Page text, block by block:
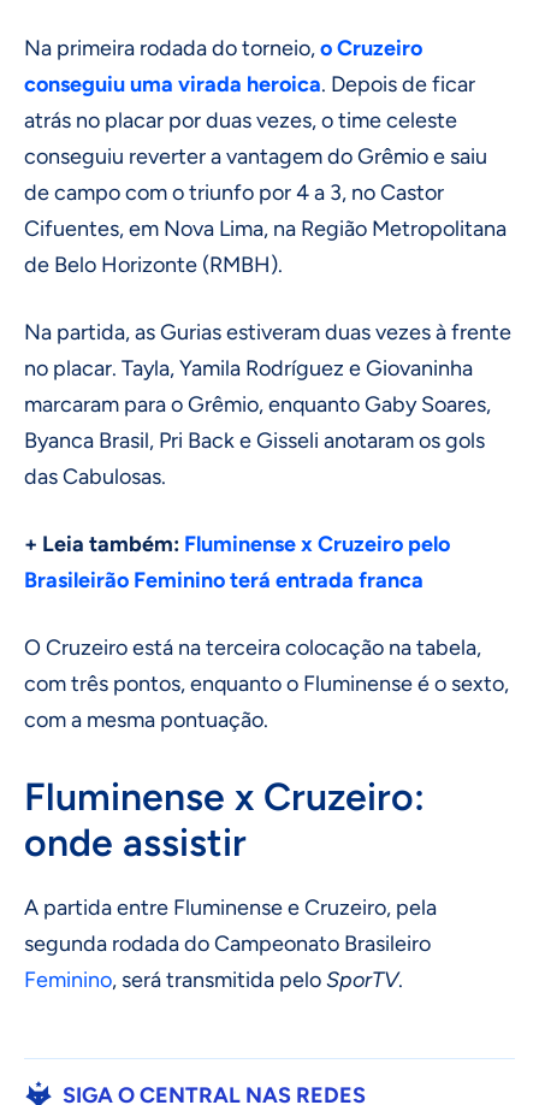
Na primeira rodada do torneio,o Cruzeiro
conseguiu uma virada heroica. Depois de ficar
atrás no placar por duas vezes, o time celeste
conseguiu reverter a vantagem do Grêmio e saiu
de campo com o triunfo por 4 a 3, no Castor
Cifuentes, em Nova Lima, na Região Metropolitana
de Belo Horizonte (RMBH).
Na partida, as Gurias estiveram duas vezes à frente
no placar. Tayla, Yamila Rodríguez e Giovaninha
marcaram para o Grêmio, enquanto Gaby Soares,
Byanca Brasil, Pri Back e Gisseli anotaram os gols
das Cabulosas.
+ Leia também: Fluminense x Cruzeiro pelo
Brasileirão Feminino terá entrada franca
O Cruzeiro está na terceira colocação na tabela,
com três pontos, enquanto o Fluminense é o sexto,
com a mesma pontuação.
Fluminense x Cruzeiro:
onde assistir
A partida entre Fluminense e Cruzeiro, pela
segunda rodada do Campeonato Brasileiro
Feminino, será transmitida peloSporTV.
SIGA O CENTRAL NAS REDES